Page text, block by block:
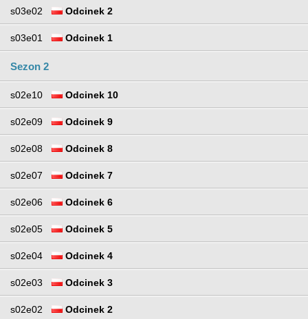
s03e02 Odcinek 2
s03e01 Odcinek 1
Sezon 2
s02e10 Odcinek 10
s02e09 Odcinek 9
s02e08 Odcinek 8
s02e07 Odcinek 7
s02e06 Odcinek 6
s02e05 Odcinek 5
s02e04 Odcinek 4
s02e03 Odcinek 3
s02e02 Odcinek 2